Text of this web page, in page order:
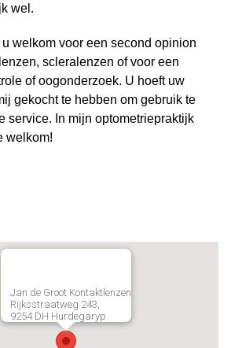
wel.
welkom voor een second opinion
scleralenzen of voor een
of oogonderzoek. U hoeft uw
gekocht te hebben om gebruik te
service. In mijn optometriepraktijk
welkom!
Jan de Groot Kontaktlenzen
Rijksstraatweg 243,
9254 DH Hurdegaryp